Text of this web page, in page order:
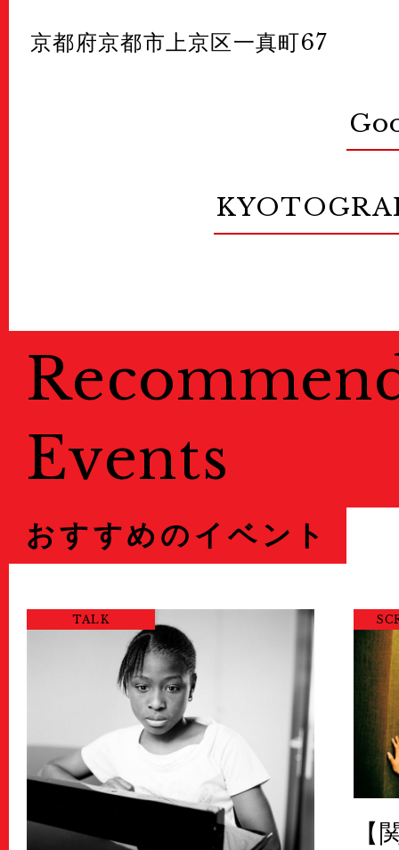
京都府京都市上京区一真町67
Events
おすすめのイベント
TALK
【